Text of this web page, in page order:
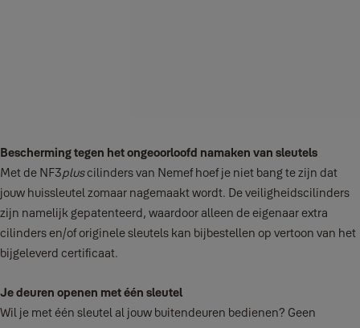
Bescherming tegen het ongeoorloofd namaken van sleutels
Met de NF3pluscilinders van Nemef hoef je niet bang te zijn dat
jouw huissleutel zomaar nagemaakt wordt. De veiligheidscilinders
zijn namelijk gepatenteerd, waardoor alleen de eigenaar extra
cilinders en/of originele sleutels kan bijbestellen op vertoon van het
bijgeleverd certificaat.
Je deuren openen met één sleutel
Wil je met één sleutel al jouw buitendeuren bedienen? Geen